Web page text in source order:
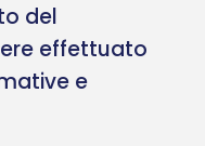
del
effettuato
e